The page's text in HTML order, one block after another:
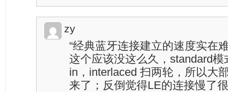
zy
“经典蓝牙连接建立的速度实在
这个应该没这么久，standard
in，interlaced 扫两轮，所以大
来了；反倒觉得LE的连接慢了